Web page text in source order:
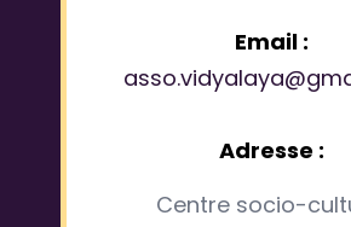
Email :
Adresse :
Centre socio-